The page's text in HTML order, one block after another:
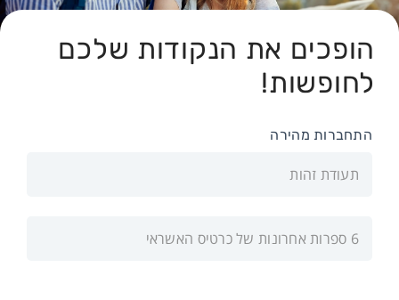
הופכים את הנקודות שלכם
לחופשות!
התחברות מהירה